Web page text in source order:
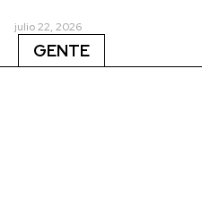
julio 22, 2026
GENTE